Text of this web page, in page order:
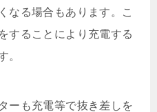
なる場合もあります。こ
をすることにより充電する
。
ーも充電等で抜き差しを